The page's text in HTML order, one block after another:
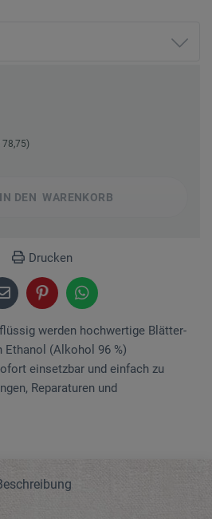
78,75)
IN DEN WARENKORB
Drucken
werden hochwertige Blätter-
(Alkohol 96 %)
einsetzbar und einfach zu
Reparaturen und